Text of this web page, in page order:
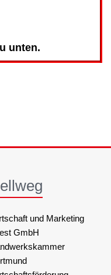
unten.
und Marketing
GmbH